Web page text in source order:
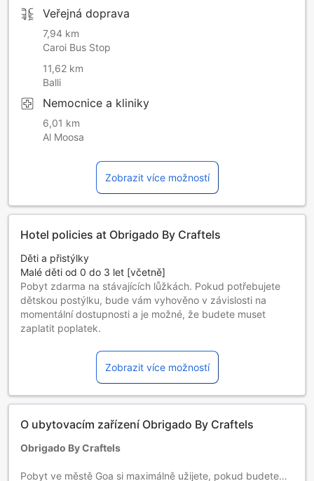
Veřejná doprava
7,94 km
Caroi Bus Stop
11,62 km
Balli
Nemocnice a kliniky
6,01 km
Al Moosa
Zobrazit více možností
Hotel policies at Obrigado By Craftels
Děti a přistýlky
Malé děti od 0 do 3 let [včetně]
Pobyt zdarma na stávajících lůžkách. Pokud potřebujete
dětskou postýlku, bude vám vyhověno v závislosti na
momentální dostupnosti a je možné, že budete muset
zaplatit poplatek.
Nutno použít přistýlku
Hosté ve věku 12 a více let jsou považováni za dospělé.
Přistýlky závisí na vybraném pokoji, pro více podrobností
zkontrolujte kapacitu jednotlivých pokojů.
vztahovat odlišné podmínky.
Zobrazit více možností
O ubytovacím zařízení Obrigado By Craftels
Obrigado By Craftels
Pobyt ve městě Goa si maximálně užijete, pokud budete